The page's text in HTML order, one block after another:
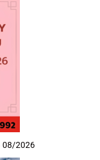
08/2026